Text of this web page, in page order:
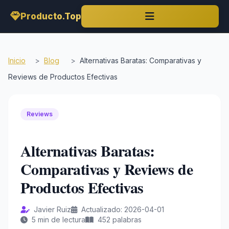
Producto.Top
Inicio > Blog > Alternativas Baratas: Comparativas y
Reviews de Productos Efectivas
Reviews
Alternativas Baratas:
Comparativas y Reviews de
Productos Efectivas
Javier Ruiz
Actualizado: 2026-04-01
5 min de lectura
452 palabras